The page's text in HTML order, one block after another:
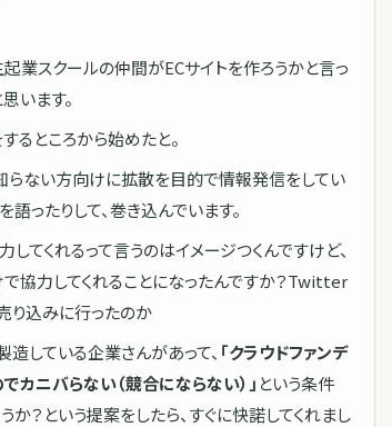
業スクールの仲間がECサイトを作ろうかと言っ
います。
るところから始めたと。
ない方向けに拡散を目的で情報発信をしてい
ったりして、巻き込んでいます。
てくれるって言うのはイメージつくんですけど、
協力してくれることになったんですか？Twitter
り込みに行ったのか
している企業さんがあって、 「クラウドファンデ
カニバらない（競合にならない）」 という条件
か？という提案をしたら、すぐに快諾してくれまし